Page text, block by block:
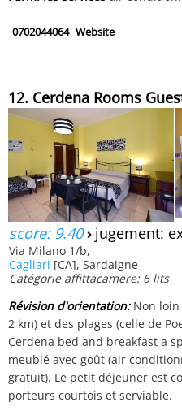
0702044064 Website
12. Cerdena Rooms
score: 9.40› jugement:
Via Milano 1/b,
Cagliari [CA], Sardaigne
Catégorie affittacamere: 6 lits
Révision d'orientation:Non loin
2 km) et des plages (celle de
Cerdena bed and breakfast a
meublé avec goût (air
gratuit). Le petit déjeuner est
porteurs courtois et serviable.